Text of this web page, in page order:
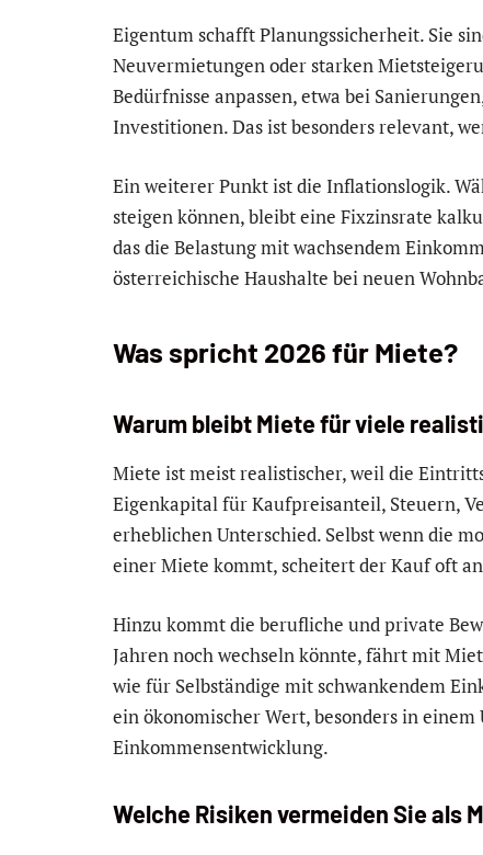
Eigentum schafft Planungssicherheit. Sie
Neuvermietungen oder starken
Bedürfnisse anpassen, etwa bei
Investitionen. Das ist besonders relevant,
Ein weiterer Punkt ist die Inflationslogik.
steigen können, bleibt eine Fixzinsrate
das die Belastung mit wachsendem
österreichische Haushalte bei neuen
Was spricht 2026 für Miete?
Warum bleibt Miete für viele
Miete ist meist realistischer, weil die
Eigenkapital für Kaufpreisanteil, Steuern,
erheblichen Unterschied. Selbst wenn die
einer Miete kommt, scheitert der Kauf oft
Hinzu kommt die berufliche und private
Jahren noch wechseln könnte, fährt mit
wie für Selbständige mit schwankendem
ein ökonomischer Wert, besonders in
Einkommensentwicklung.
Welche Risiken vermeiden Sie als